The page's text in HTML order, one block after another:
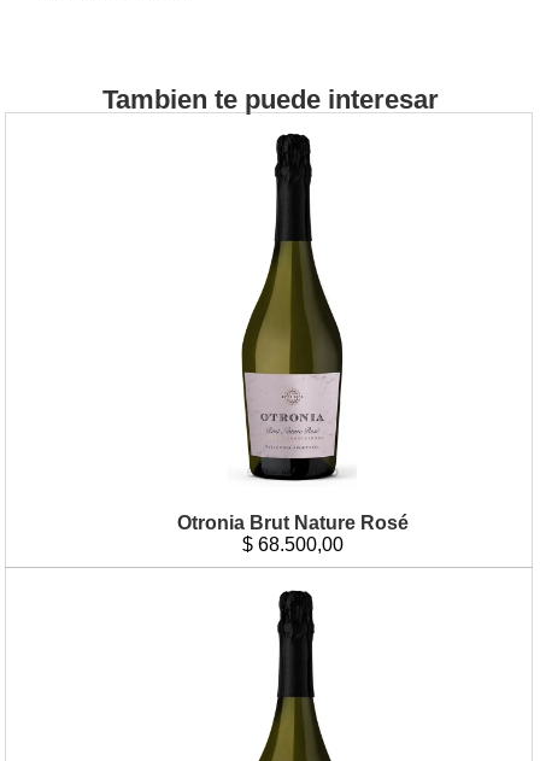
Tambien te puede interesar
Otronia Brut Nature Rosé
$ 68.500,00